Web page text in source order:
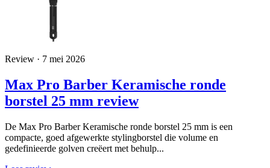
Review · 7 mei 2026
Max Pro Barber Keramische ronde
borstel 25 mm review
De Max Pro Barber Keramische ronde borstel 25 mm is een
compacte, goed afgewerkte stylingborstel die volume en
gedefinieerde golven creëert met behulp...